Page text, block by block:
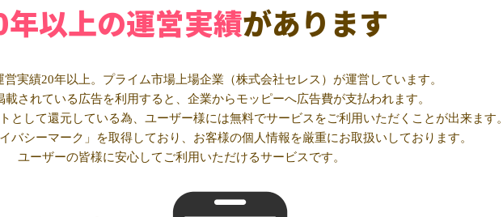
以上の運営実績があります
実績20年以上。プライム市場上場企業（株式会社セレス）が運営しています。
載されている広告を利用すると、企業からモッピーへ広告費が支払われます。
として還元している為、ユーザー様には無料でサービスをご利用いただくことが出来ます。
バシーマーク」を取得しており、お客様の個人情報を厳重にお取扱いしております。
ユーザーの皆様に安心してご利用いただけるサービスです。